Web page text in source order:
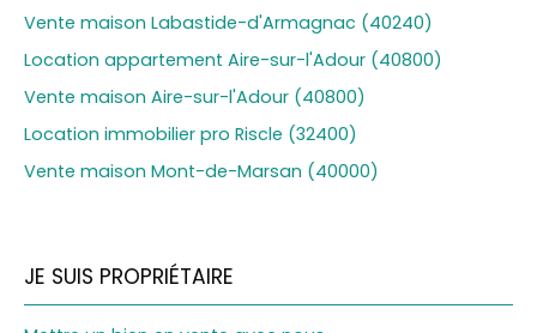
Vente maison Labastide-d'Armagnac (40240)
Location appartement Aire-sur-l'Adour (40800)
Vente maison Aire-sur-l'Adour (40800)
Location immobilier pro Riscle (32400)
Vente maison Mont-de-Marsan (40000)
JE SUIS PROPRIÉTAIRE